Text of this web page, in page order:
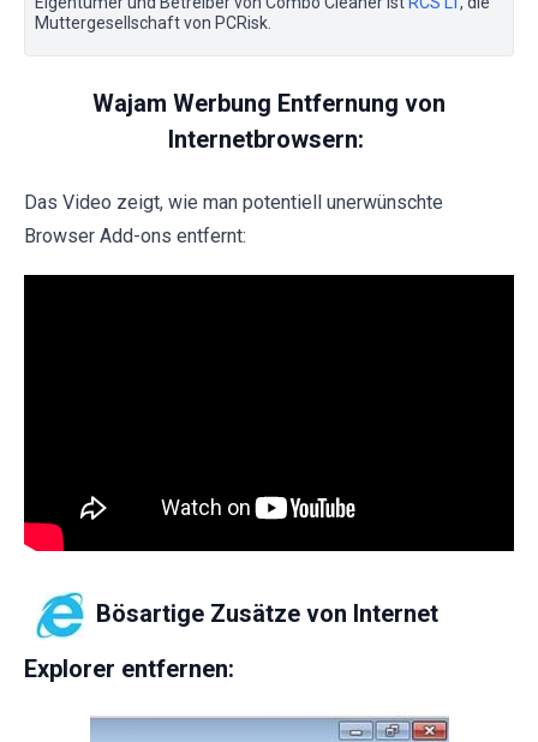
Muttergesellschaft von PCRisk.
Wajam Werbung Entfernung von
Internetbrowsern:
Das Video zeigt, wie man potentiell unerwünschte
Browser Add-ons entfernt:
Bösartige Zusätze von Internet
Explorer entfernen: